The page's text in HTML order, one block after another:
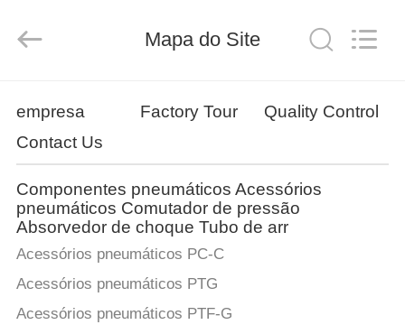
PRODUTOS
QUEM
SOMOS
FÁBRICA
PRIUS
PNEUMATIC
Mapa do Site
empresa Factory Tour
Quality Control
Contact Us
Componentes pneumáticos Acessórios
pneumáticos Comutador de pressão
Absorvedor de choque Tubo de arr
Acessórios pneumáticos PC-C
Acessórios pneumáticos PTG
Acessórios pneumáticos PTF-G